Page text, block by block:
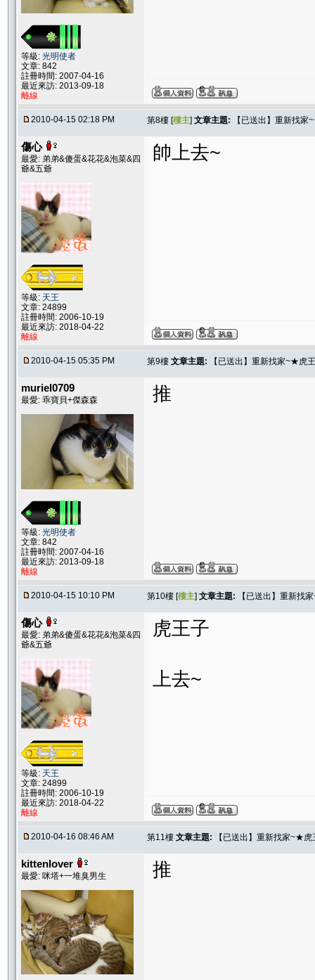
等級: 光明使者
文章: 842
註冊時間: 2007-04-16
最近來訪: 2013-09-18
離線
2010-04-15 02:18 PM 第8樓 [樓主] 文章主題: 【已送出】重新找
傷心
最愛: 弟弟&傻蛋&花花&泡菜&四
爺&五爺
等級: 天王
文章: 24899
註冊時間: 2006-10-19
最近來訪: 2018-04-22
離線
帥上去~
2010-04-15 05:35 PM 第9樓 文章主題: 【已送出】重新找家~★虎
muriel0709
最愛: 乖寶貝+傑森森
等級: 光明使者
文章: 842
註冊時間: 2007-04-16
最近來訪: 2013-09-18
離線
推
2010-04-15 10:10 PM 第10樓 [樓主] 文章主題: 【已送出】重新找
傷心
最愛: 弟弟&傻蛋&花花&泡菜&四
爺&五爺
等級: 天王
文章: 24899
註冊時間: 2006-10-19
最近來訪: 2018-04-22
離線
虎王子
上去~
2010-04-16 08:46 AM 第11樓 文章主題: 【已送出】重新找家~★
kittenlover
最愛: 咪塔+一堆臭男生 推